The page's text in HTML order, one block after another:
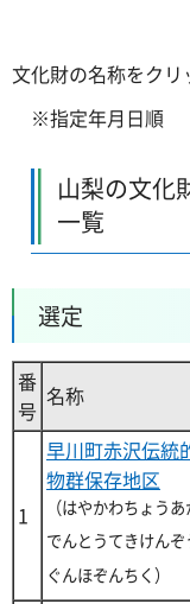
文化財の名称をクリ
※指定年月日順
山梨の文化
一覧
選定
番
号
名称
1
早川町赤沢伝統
物群保存地区
（はやかわちょう
でんとうてきけんぞ
ぐんほぞんちく）